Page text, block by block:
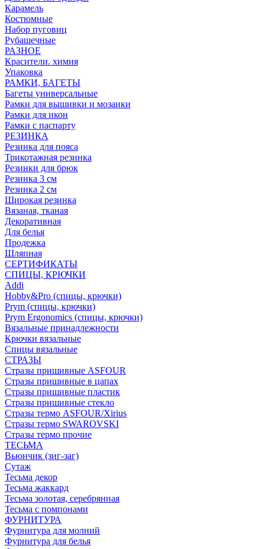
Карамель
Костюмные
Набор пуговиц
Рубашечные
РАЗНОЕ
Красители. химия
Упаковка
РАМКИ, БАГЕТЫ
Багеты универсальные
Рамки для вышивки и мозаики
Рамки для икон
Рамки с паспарту
РЕЗИНКА
Резинка для пояса
Трикотажная резинка
Резинки для брюк
Резинка 3 см
Резинка 2 см
Широкая резинка
Вязаная, тканая
Декоративная
Для белья
Продежка
Шляпная
СЕРТИФИКАТЫ
СПИЦЫ, КРЮЧКИ
Addi
Hobby&Pro (спицы, крючки)
Prym (спицы, крючки)
Prym Ergonomics (спицы, крючки)
Вязальные принадлежности
Крючки вязальные
Спицы вязальные
СТРАЗЫ
Стразы пришивные ASFOUR
Стразы пришивные в цапах
Стразы пришивные пластик
Стразы пришивные стекло
Стразы термо ASFOUR/Xirius
Стразы термо SWAROVSKI
Стразы термо прочие
ТЕСЬМА
Вьюнчик (зиг-заг)
Сутаж
Тесьма декор
Тесьма жаккард
Тесьма золотая, серебрянная
Тесьма с помпонами
ФУРНИТУРА
Фурнитура для молний
Фурнитура для белья